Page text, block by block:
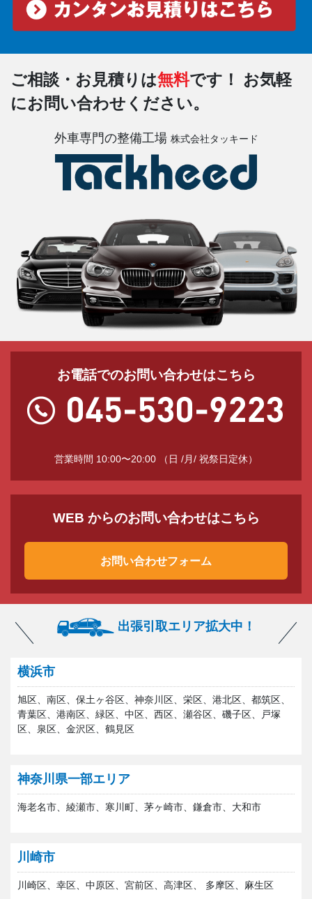
ご相談・お見積りは無料です！
お気軽
にお問い合わせください。
外車専門の整備工場 株式会社タッキード
お電話でのお問い合わせはこちら
営業時間 10:00〜20:00 （日 /月/ 祝祭日定休）
WEB からのお問い合わせはこちら
お問い合わせフォーム
出張引取エリア拡大中！
横浜市
旭区、南区、保土ヶ谷区、神奈川区、栄区、港北区、都筑区、
青葉区、港南区、緑区、中区、西区、瀬谷区、磯子区、戸塚
区、泉区、金沢区、鶴見区
神奈川県一部エリア
海老名市、綾瀬市、寒川町、茅ヶ崎市、鎌倉市、大和市
川崎市
川崎区、幸区、中原区、宮前区、高津区、 多摩区、麻生区